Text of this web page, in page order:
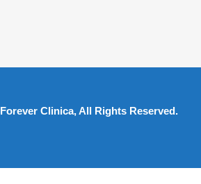
Forever Clinica, All Rights Reserved.